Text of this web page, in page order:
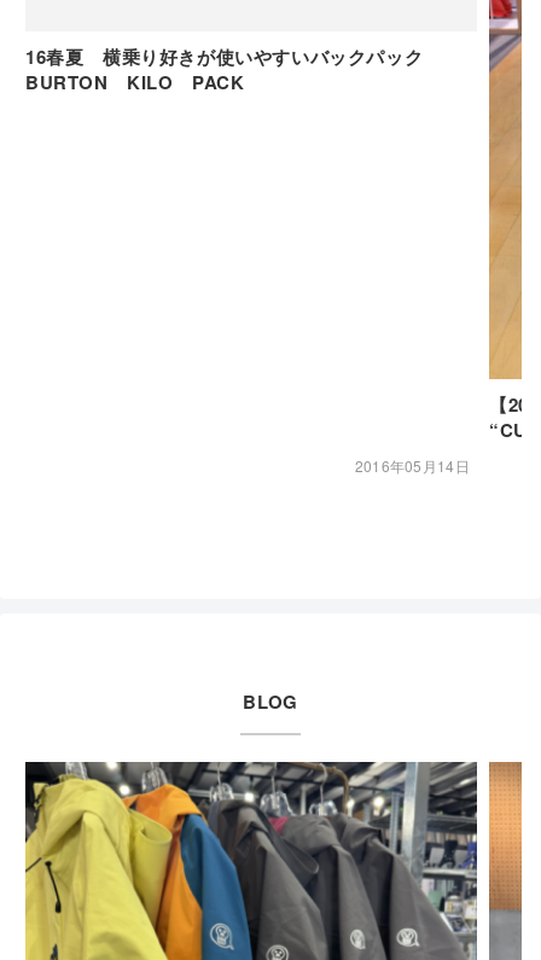
16春夏 横乗り好きが使いやすいバックパック
BURTON KILO PACK
2016年05月14日
【
BLOG